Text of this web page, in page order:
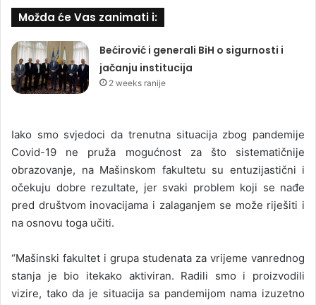
Možda će Vas zanimati i:
Bećirović i generali BiH o sigurnosti i
jačanju institucija
2 weeks ranije
Iako smo svjedoci da trenutna situacija zbog pandemije
Covid-19 ne pruža mogućnost za što sistematičnije
obrazovanje, na Mašinskom fakultetu su entuzijastični i
očekuju dobre rezultate, jer svaki problem koji se nađe
pred društvom inovacijama i zalaganjem se može riješiti i
na osnovu toga učiti.
“Mašinski fakultet i grupa studenata za vrijeme vanrednog
stanja je bio itekako aktiviran. Radili smo i proizvodili
vizire, tako da je situacija sa pandemijom nama izuzetno